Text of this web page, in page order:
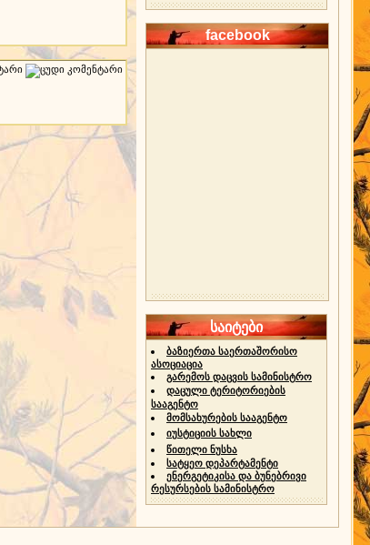
facebook
საიტები
ბაზიერთა საერთაშორისო
ასოციაცია
გარემოს დაცვის სამინისტრო
დაცული ტერიტორიების
სააგენტო
მომსახურების სააგენტო
იუსტიციის სახლი
წითელი ნუსხა
სატყეო დეპარტამენტი
ენერგეტიკისა და ბუნებრივი
რესურსების სამინისტრო